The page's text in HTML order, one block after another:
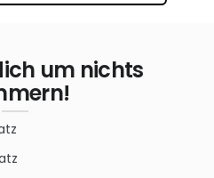
um nichts